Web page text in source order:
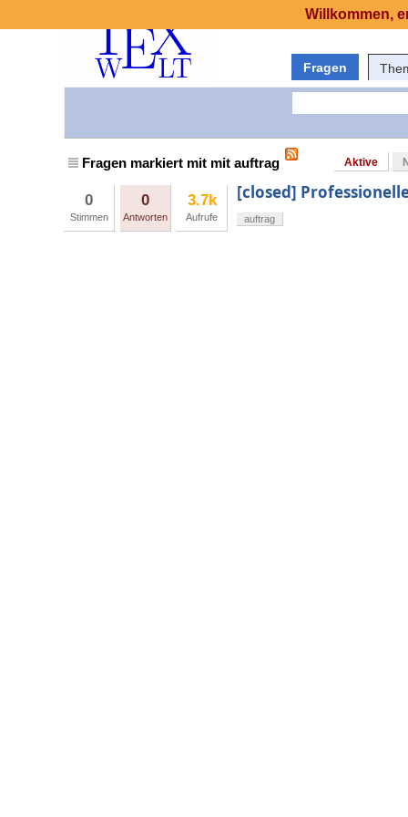
Fragen
Fragen markiert mit mit auftrag Aktive
0
Stimmen
0
Antworten
3.7k
Aufrufe
[closed]
auftrag
Willkommen,